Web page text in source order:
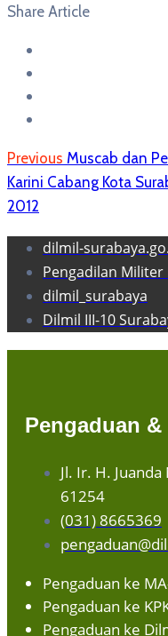
Share Article
Previous Muscab dan
Karini Cabang Kota
2012
dilmil-
Pengadilan Militer
dilmil_surabaya
Dilmil III-10
Pengaduan
Jl. Ir. H.
61254
(031) 8665369
Pengaduan ke
Pengaduan ke
Pengaduan ke